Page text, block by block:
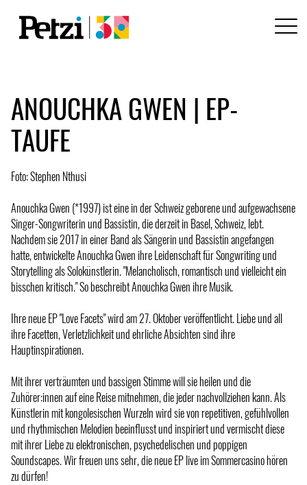
ANOUCHKA GWEN | EP-
TAUFE
Foto: Stephen Nthusi
Anouchka Gwen (*1997) ist eine in der Schweiz geborene und aufgewachsene
Singer-Songwriterin und Bassistin, die derzeit in Basel, Schweiz, lebt.
Nachdem sie 2017 in einer Band als Sängerin und Bassistin angefangen
hatte, entwickelte Anouchka Gwen ihre Leidenschaft für Songwriting und
Storytelling als Solokünstlerin. "Melancholisch, romantisch und vielleicht ein
bisschen kritisch." So beschreibt Anouchka Gwen ihre Musik.
Ihre neue EP "Love Facets" wird am 27. Oktober veröffentlicht. Liebe und all
ihre Facetten, Verletzlichkeit und ehrliche Absichten sind ihre
Hauptinspirationen.
Mit ihrer verträumten und bassigen Stimme will sie heilen und die
Zuhörer:innen auf eine Reise mitnehmen, die jeder nachvollziehen kann. Als
Künstlerin mit kongolesischen Wurzeln wird sie von repetitiven, gefühlvollen
und rhythmischen Melodien beeinflusst und inspiriert und vermischt diese
mit ihrer Liebe zu elektronischen, psychedelischen und poppigen
Soundscapes. Wir freuen uns sehr, die neue EP live im Sommercasino hören
zu dürfen!